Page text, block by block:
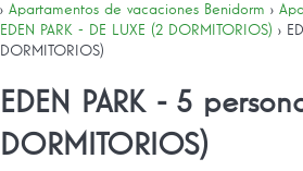
› Apartamentos de vacaciones Benidorm ›
EDEN PARK - DE LUXE (2 DORMITORIOS) ›
DORMITORIOS)
EDEN PARK - 5
DORMITORIOS)